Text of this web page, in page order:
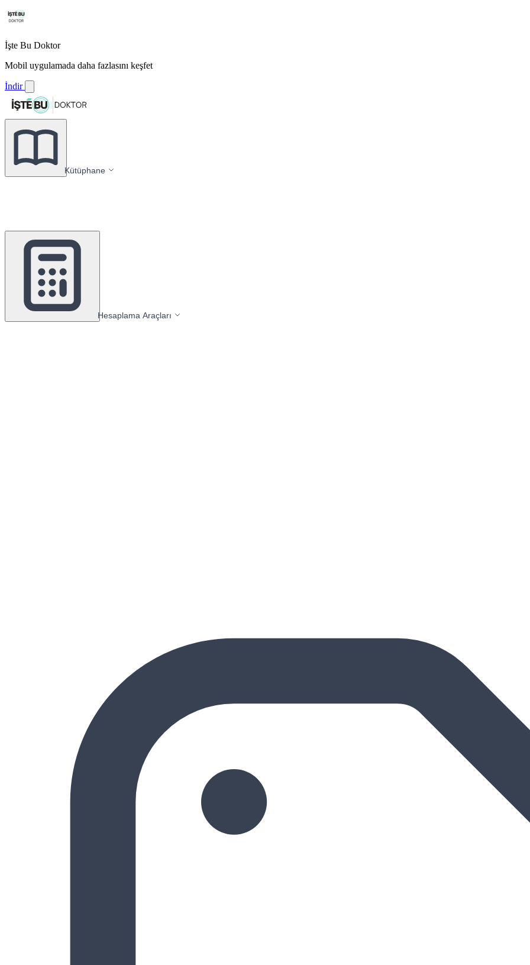
İşte Bu Doktor
Mobil uygulamada daha fazlasını keşfet
İndir
Kütüphane
Hesaplama Araçları